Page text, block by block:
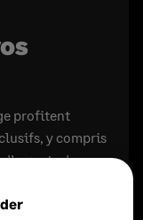
profitent
y compris
dans